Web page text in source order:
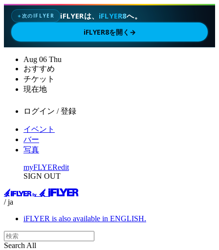
✦次のIFLYER iFLYERは、 iFLYER8へ。
iFLYER8を開く →
Aug 06 Thu
おすすめ
チケット
現在地
ログイン / 登録
イベント
バー
写真
myFLYERedit
SIGN OUT
/ ja
iFLYER is also available in ENGLISH.
Search All